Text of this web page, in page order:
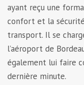
ayant reçu une
confort et la
transport. Il se
l’aéroport de
également lui faire
dernière minute.